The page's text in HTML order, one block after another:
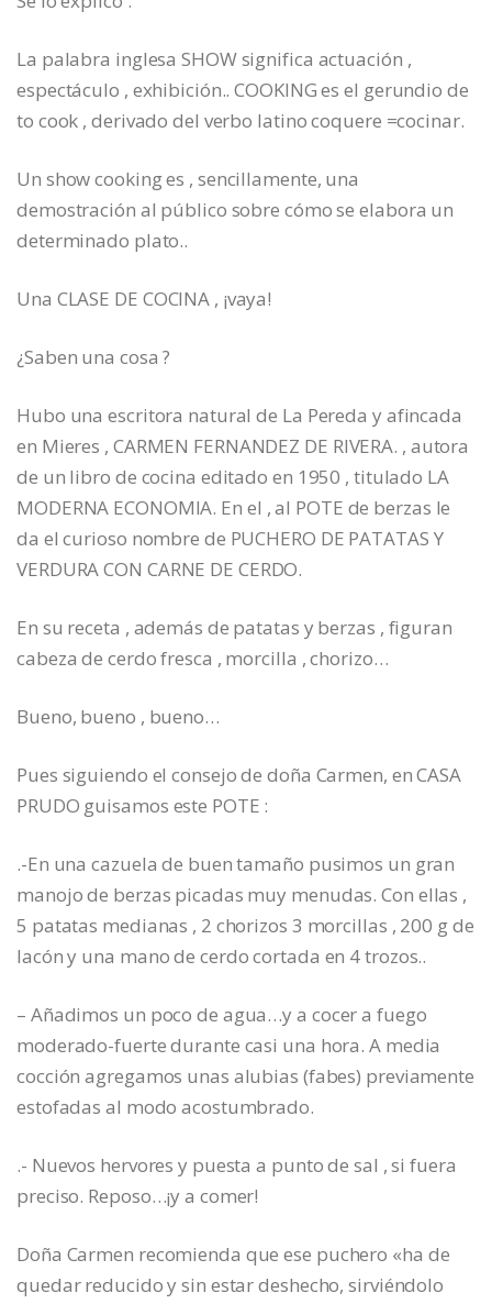
La palabra inglesa SHOW significa actuación ,
espectáculo , exhibición.. COOKING es el gerundio de
to cook , derivado del verbo latino coquere =cocinar.
Un show cooking es , sencillamente, una
demostración al público sobre cómo se elabora un
determinado plato..
Una CLASE DE COCINA , ¡vaya!
¿Saben una cosa ?
Hubo una escritora natural de La Pereda y afincada
en Mieres , CARMEN FERNANDEZ DE RIVERA. , autora
de un libro de cocina editado en 1950 , titulado LA
MODERNA ECONOMIA. En el , al POTE de berzas le
da el curioso nombre de PUCHERO DE PATATAS Y
VERDURA CON CARNE DE CERDO.
En su receta , además de patatas y berzas , figuran
cabeza de cerdo fresca , morcilla , chorizo…
Bueno, bueno , bueno…
Pues siguiendo el consejo de doña Carmen, en CASA
PRUDO guisamos este POTE :
.-En una cazuela de buen tamaño pusimos un gran
manojo de berzas picadas muy menudas. Con ellas ,
5 patatas medianas , 2 chorizos 3 morcillas , 200 g de
lacón y una mano de cerdo cortada en 4 trozos..
– Añadimos un poco de agua…y a cocer a fuego
moderado-fuerte durante casi una hora. A media
cocción agregamos unas alubias (fabes) previamente
estofadas al modo acostumbrado.
.- Nuevos hervores y puesta a punto de sal , si fuera
preciso. Reposo…¡y a comer!
Doña Carmen recomienda que ese puchero «ha de
quedar reducido y sin estar deshecho, sirviéndolo